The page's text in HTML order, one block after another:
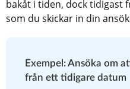
bakåt i tiden, dock tidigast
som du skickar in din
Exempel: Ansöka om
från ett tidigare datum